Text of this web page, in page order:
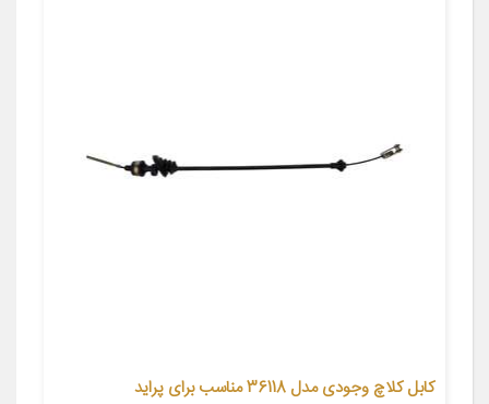
کابل کلاچ وجودی مدل 36118 مناسب برای پراید